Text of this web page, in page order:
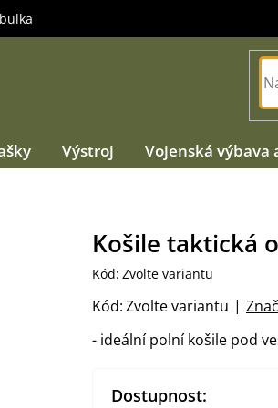
Výstroj Vojenská výbava
- ideální polní košile pod
Košile taktická
Kód: Zvolte variantu
Kód:Zvolte variantu
Dostupnost: